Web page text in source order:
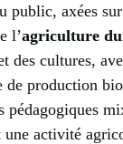
public, axées
l’agriculture
des cultures,
de production
pédagogiques
une activité